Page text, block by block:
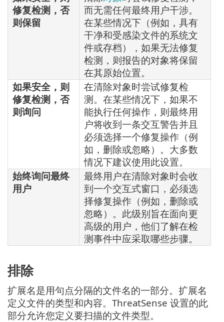
修复检测，否
则保留
而无需任何最终用户干涉。
在某些情况下（例如，具有
干净和受感染文件的系统文
件或存档），如果无法修复
检测，则报告的对象将保留
在其原始位置。
如果安全，则
修复检测，否
则询问
在清除对象时尝试修复检
测。在某些情况下，如果不
能执行任何操作，则最终用
户将收到一条交互警告并且
必须选择一个修复操作（例
如，删除或忽略）。大多数
情况下建议使用此设置。
始终询问最终
用户
最终用户在清除对象时会收
到一个交互式窗口，必须选
择修复操作（例如，删除或
忽略）。此级别旨在面向更
高级的用户，他们了解在检
测事件中应采取哪些步骤。
排除
扩展名是用句点分隔的文件名的一部分。扩展名
定义文件的类型和内容。ThreatSense 设置的此
部分允许您定义要扫描的文件类型。